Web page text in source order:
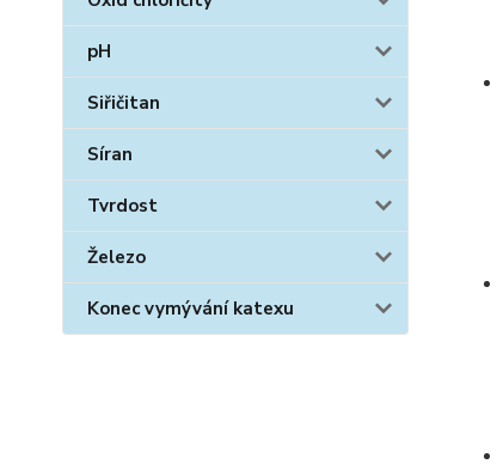
pH
Siřičitan
Síran
Tvrdost
Železo
Konec vymývání katexu